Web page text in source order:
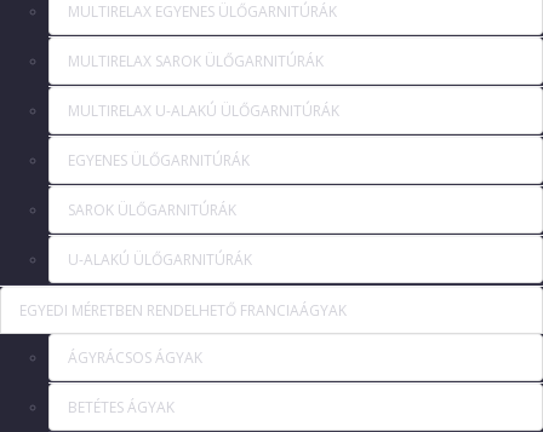
MULTIRELAX EGYENES ÜLŐGARNITÚRÁK
MULTIRELAX SAROK ÜLŐGARNITÚRÁK
MULTIRELAX U-ALAKÚ ÜLŐGARNITÚRÁK
EGYENES ÜLŐGARNITÚRÁK
SAROK ÜLŐGARNITÚRÁK
U-ALAKÚ ÜLŐGARNITÚRÁK
EGYEDI MÉRETBEN RENDELHETŐ FRANCIAÁGYAK
ÁGYRÁCSOS ÁGYAK
BETÉTES ÁGYAK